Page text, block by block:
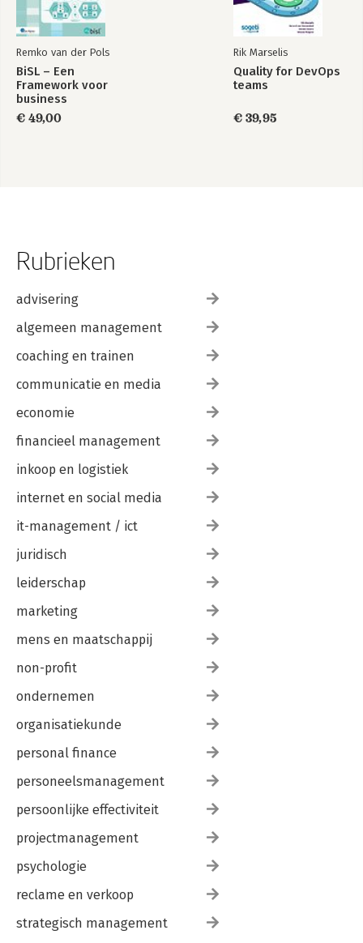
Remko van der Pols
BiSL – Een
Framework voor
business
€ 49,00
Rik Marselis
Quality for DevOps
teams
€ 39,95
Rubrieken
advisering
algemeen management
coaching en trainen
communicatie en media
economie
financieel management
inkoop en logistiek
internet en social media
it-management / ict
juridisch
leiderschap
marketing
mens en maatschappij
non-profit
ondernemen
organisatiekunde
personal finance
personeelsmanagement
persoonlijke effectiviteit
projectmanagement
psychologie
reclame en verkoop
strategisch management